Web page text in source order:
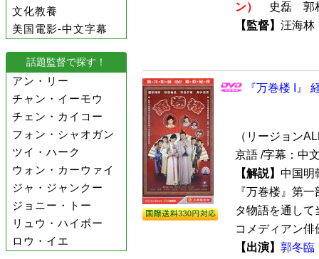
文化教養
美国電影-中文字幕
話題監督で探す！
アン・リー
チャン・イーモウ
チェン・カイコー
フォン・シャオガン
ツイ・ハーク
ウォン・カーウァイ
ジャ・ジャンクー
ジョニー・トー
リュウ・ハイボー
ロウ・イエ
ン）
史磊 郭
【監督】 汪海
『万巻楼 I』
（リージョン
京語 /字幕：中
【解説】 中国明
『万巻楼』第
タ物語を通し
コメディアン
【出演】 郭冬臨